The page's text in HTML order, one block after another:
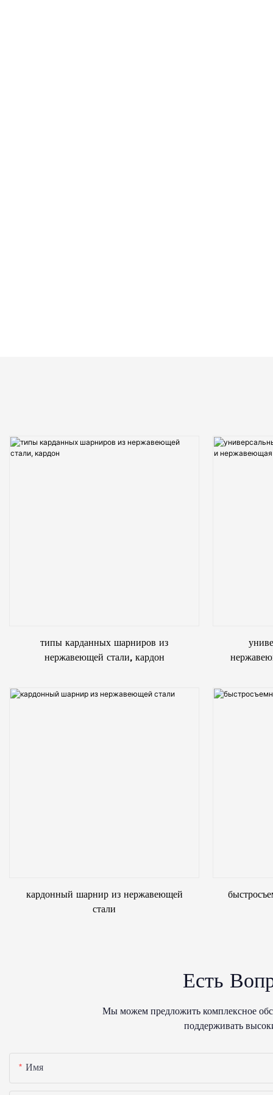
типы карданных шарниров из
нержавеющей стали, кардон
кардонный шарнир из нержавеющей
стали
Есть
Мы можем предложить комплексное
поддерживать
Имя